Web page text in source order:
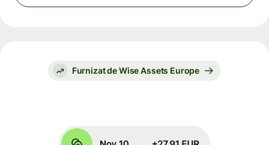
Furnizat de Wise Assets Europe